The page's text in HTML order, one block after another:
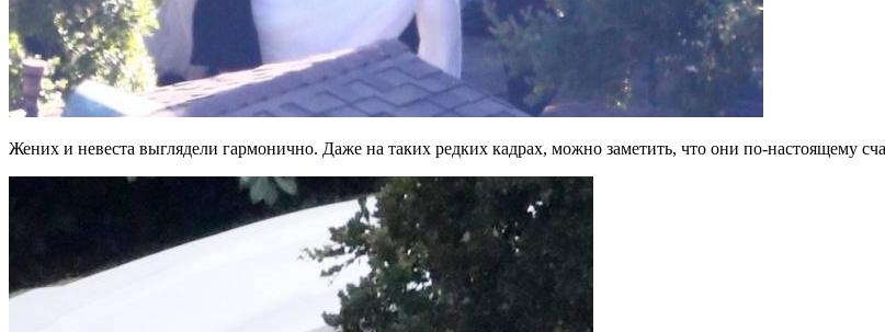
Жених и невеста выглядели гармонично. Даже на таких редких кадрах, можно заметить, что они по-настоящему